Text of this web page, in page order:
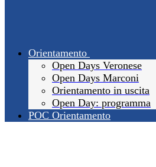
Orientamento
Open Days Veronese
Open Days Marconi
Orientamento in uscita
Open Day: programma
POC Orientamento